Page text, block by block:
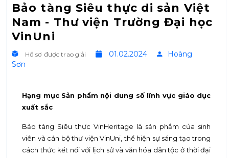
Bảo tàng Siêu thực di sản Việt
Nam - Thư viện Trường Đại học
VinUni
Hồ sơ được trao giải 01.02.2024
Hoàng
Sơn
Hạng mục Sản phẩm nội dung số lĩnh vực giáo dục
xuất sắc
Bảo tàng Siêu thực VinHeritage là sản phẩm của sinh
viên và cán bộ thư viện VinUni, thể hiện sự sáng tạo trong
cách thức kết nối với lịch sử và văn hóa dân tộc ở thời đại